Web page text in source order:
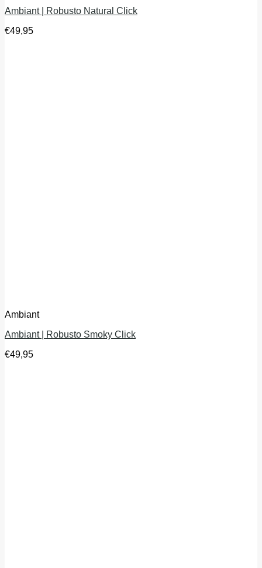
Ambiant | Robusto Natural Click
€49,95
Ambiant
Ambiant | Robusto Smoky Click
€49,95